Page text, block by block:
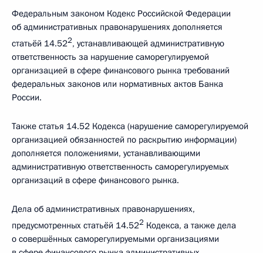
Федеральным законом Кодекс Российской Федерации
об административных правонарушениях дополняется
статьёй 14.522, устанавливающей административную
ответственность за нарушение саморегулируемой
организацией в сфере финансового рынка требований
федеральных законов или нормативных актов Банка
России.
Также статья 14.52 Кодекса (нарушение саморегулируемой
организацией обязанностей по раскрытию информации)
дополняется положениями, устанавливающими
административную ответственность саморегулируемых
организаций в сфере финансового рынка.
Дела об административных правонарушениях,
предусмотренных статьёй 14.522 Кодекса, а также дела
о совершённых саморегулируемыми организациями